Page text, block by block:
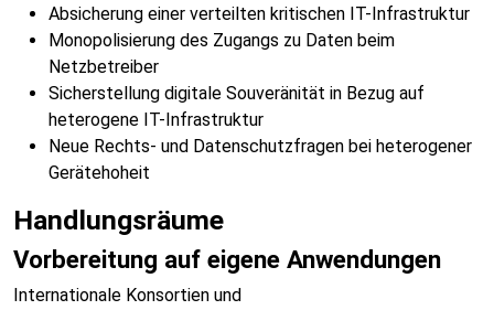
Absicherung einer verteilten kritischen IT-Infrastruktur
Monopolisierung des Zugangs zu Daten beim
Netzbetreiber
Sicherstellung digitale Souveränität in Bezug auf
heterogene IT-Infrastruktur
Neue Rechts- und Datenschutzfragen bei heterogener
Gerätehoheit
Handlungsräume
Vorbereitung auf eigene Anwendungen
Internationale Konsortien und